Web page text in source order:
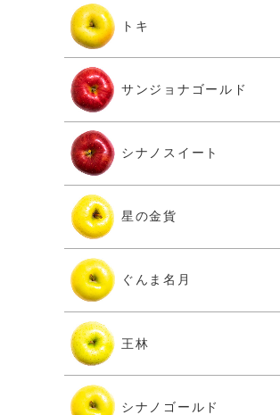
トキ
サンジョナゴールド
シナノスイート
星の金貨
ぐんま名月
王林
シナノゴールド